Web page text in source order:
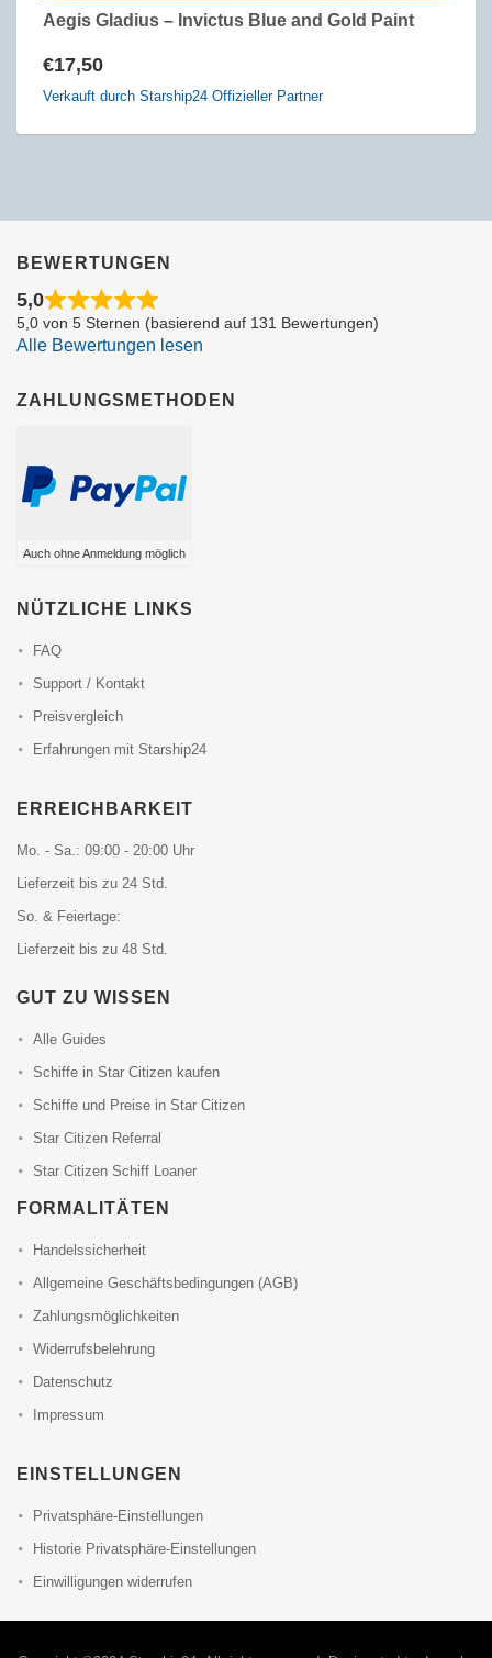
Aegis Gladius – Invictus Blue and Gold Paint
€17,50
Verkauft durch Starship24 Offizieller Partner
BEWERTUNGEN
5,0
5,0 von 5 Sternen (basierend auf 131 Bewertungen)
Alle Bewertungen lesen
ZAHLUNGSMETHODEN
Auch ohne Anmeldung möglich
NÜTZLICHE LINKS
FAQ
Support / Kontakt
Preisvergleich
Erfahrungen mit Starship24
ERREICHBARKEIT
Mo. - Sa.: 09:00 - 20:00 Uhr
Lieferzeit bis zu 24 Std.
So. & Feiertage:
Lieferzeit bis zu 48 Std.
GUT ZU WISSEN
Alle Guides
Schiffe in Star Citizen kaufen
Schiffe und Preise in Star Citizen
Star Citizen Referral
Star Citizen Schiff Loaner
FORMALITÄTEN
Handelssicherheit
Allgemeine Geschäftsbedingungen (AGB)
Zahlungsmöglichkeiten
Widerrufsbelehrung
Datenschutz
Impressum
EINSTELLUNGEN
Privatsphäre-Einstellungen
Historie Privatsphäre-Einstellungen
Einwilligungen widerrufen